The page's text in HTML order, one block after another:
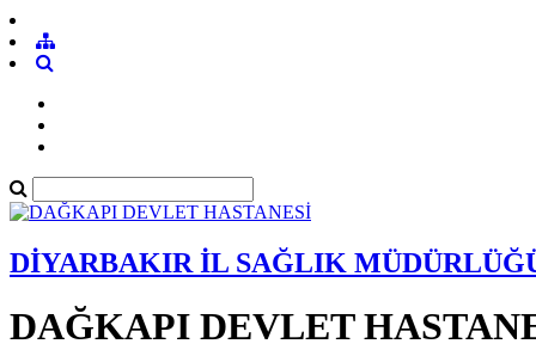
DİYARBAKIR İL SAĞLIK
DAĞKAPI DEVLET